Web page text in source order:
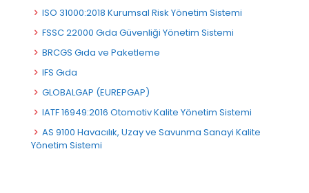
ISO 31000:2018 Kurumsal Risk Yönetim Sistemi
FSSC 22000 Gıda Güvenliği Yönetim Sistemi
BRCGS Gıda ve Paketleme
IFS Gıda
GLOBALGAP (EUREPGAP)
IATF 16949:2016 Otomotiv Kalite Yönetim Sistemi
AS 9100 Havacılık, Uzay ve Savunma Sanayi Kalite
Yönetim Sistemi